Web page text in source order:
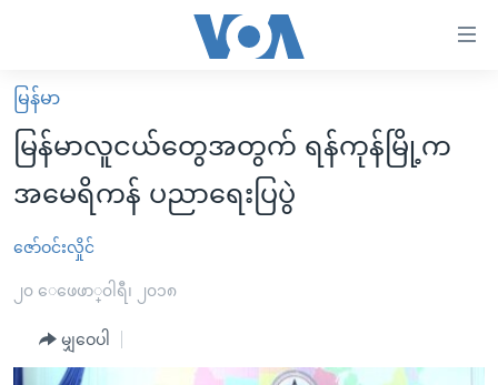
လွယ်ကူ
စေ
များ
ပင်မ
မူလစာမျက်နှာ
မြန်မာ
ကမ္ဘာ့သတင်းများ
နိုင်ငံတကာ
အစ္စရေး-ပါလက်စတိုင်း
ဗွီဒီယို
သတင်းလွတ်လပ်ခွင့်
အင်္ဂလိပ်စာလေ့လာမယ်
မြန်မာ
မြန်မာလူငယ်တွေအတွက် ရန်ကုန်မြို့က
အမေရိကန် ပညာရေးပြပွဲ
ဇော်ဝင်းလှိုင်
၂၀ ေဖေဖာ္၀ါရီ၊ ၂၀၁၈
မျှဝေပါ